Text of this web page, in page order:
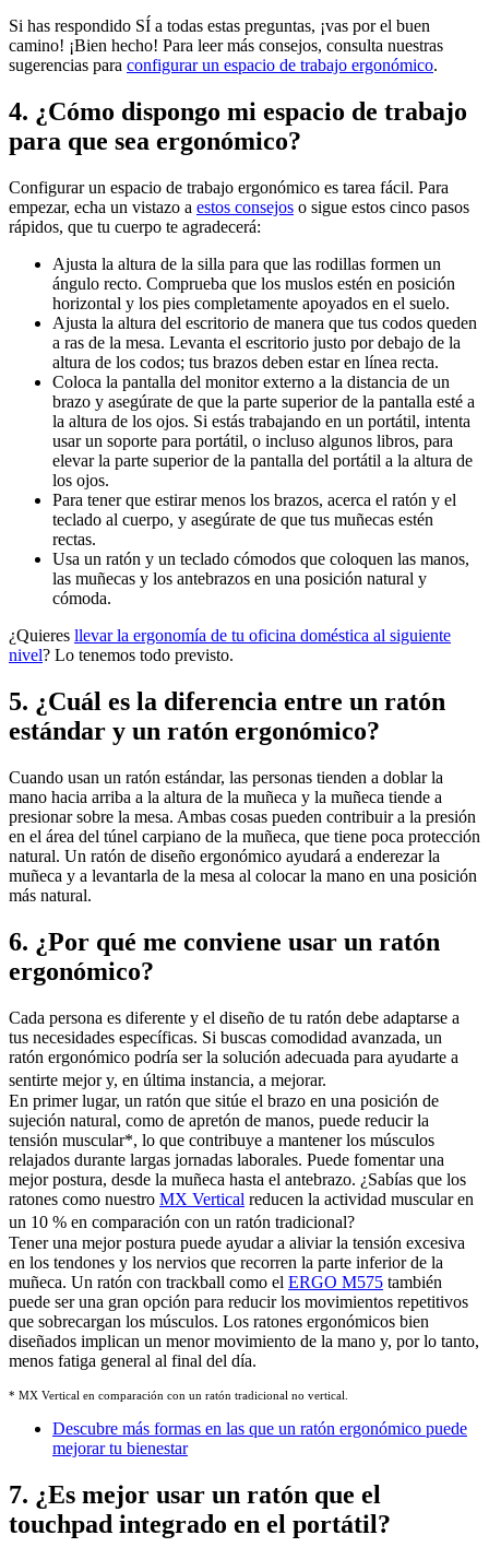
Si has respondido SÍ a todas estas preguntas, ¡vas por el buen
camino! ¡Bien hecho! Para leer más consejos, consulta nuestras
sugerencias para configurar un espacio de trabajo ergonómico.
4. ¿Cómo dispongo mi espacio de trabajo
para que sea ergonómico?
Configurar un espacio de trabajo ergonómico es tarea fácil. Para
empezar, echa un vistazo a estos consejos o sigue estos cinco pasos
rápidos, que tu cuerpo te agradecerá:
Ajusta la altura de la silla para que las rodillas formen un
ángulo recto. Comprueba que los muslos estén en posición
horizontal y los pies completamente apoyados en el suelo.
Ajusta la altura del escritorio de manera que tus codos queden
a ras de la mesa. Levanta el escritorio justo por debajo de la
altura de los codos; tus brazos deben estar en línea recta.
Coloca la pantalla del monitor externo a la distancia de un
brazo y asegúrate de que la parte superior de la pantalla esté a
la altura de los ojos. Si estás trabajando en un portátil, intenta
usar un soporte para portátil, o incluso algunos libros, para
elevar la parte superior de la pantalla del portátil a la altura de
los ojos.
Para tener que estirar menos los brazos, acerca el ratón y el
teclado al cuerpo, y asegúrate de que tus muñecas estén
rectas.
Usa un ratón y un teclado cómodos que coloquen las manos,
las muñecas y los antebrazos en una posición natural y
cómoda.
¿Quieres llevar la ergonomía de tu oficina doméstica al siguiente
nivel? Lo tenemos todo previsto.
5. ¿Cuál es la diferencia entre un ratón
estándar y un ratón ergonómico?
Cuando usan un ratón estándar, las personas tienden a doblar la
mano hacia arriba a la altura de la muñeca y la muñeca tiende a
presionar sobre la mesa. Ambas cosas pueden contribuir a la presión
en el área del túnel carpiano de la muñeca, que tiene poca protección
natural. Un ratón de diseño ergonómico ayudará a enderezar la
muñeca y a levantarla de la mesa al colocar la mano en una posición
más natural.
6. ¿Por qué me conviene usar un ratón
ergonómico?
Cada persona es diferente y el diseño de tu ratón debe adaptarse a
tus necesidades específicas. Si buscas comodidad avanzada, un
ratón ergonómico podría ser la solución adecuada para ayudarte a
sentirte mejor y, en última instancia, a mejorar.
En primer lugar, un ratón que sitúe el brazo en una posición de
sujeción natural, como de apretón de manos, puede reducir la
tensión muscular*, lo que contribuye a mantener los músculos
relajados durante largas jornadas laborales. Puede fomentar una
mejor postura, desde la muñeca hasta el antebrazo. ¿Sabías que los
ratones como nuestro MX Vertical reducen la actividad muscular en
un 10 % en comparación con un ratón tradicional?
Tener una mejor postura puede ayudar a aliviar la tensión excesiva
en los tendones y los nervios que recorren la parte inferior de la
muñeca. Un ratón con trackball como el ERGO M575 también
puede ser una gran opción para reducir los movimientos repetitivos
que sobrecargan los músculos. Los ratones ergonómicos bien
diseñados implican un menor movimiento de la mano y, por lo tanto,
menos fatiga general al final del día.
* MX Vertical en comparación con un ratón tradicional no vertical.
Descubre más formas en las que un ratón ergonómico puede
mejorar tu bienestar
7. ¿Es mejor usar un ratón que el
touchpad integrado en el portátil?